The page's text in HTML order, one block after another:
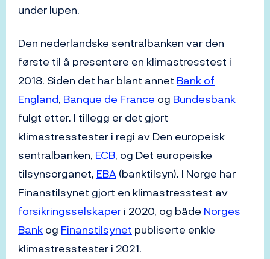
under lupen.
Den nederlandske sentralbanken var den
første til å presentere en klimastresstest i
2018. Siden det har blant annet Bank of
England, Banque de France og Bundesbank
fulgt etter. I tillegg er det gjort
klimastresstester i regi av Den europeisk
sentralbanken, ECB, og Det europeiske
tilsynsorganet, EBA(banktilsyn). I Norge har
Finanstilsynet gjort en klimastresstest av
forsikringsselskaperi 2020, og både Norges
Bankog Finanstilsynet publiserte enkle
klimastresstester i 2021.